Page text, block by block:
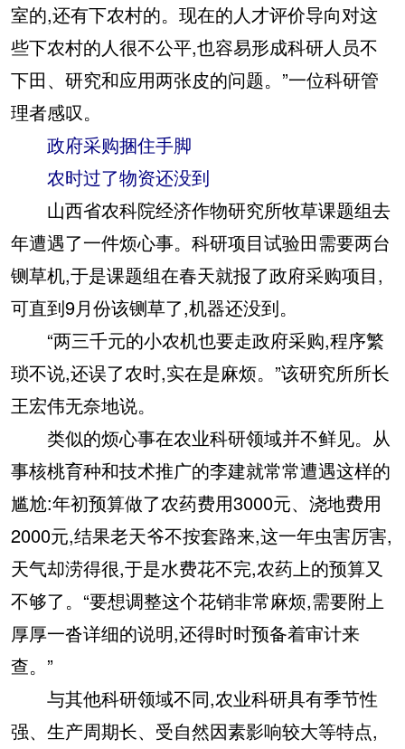
室的,还有下农村的。现在的人才评价导向对这
些下农村的人很不公平,也容易形成科研人员不
下田、研究和应用两张皮的问题。”一位科研管
理者感叹。
政府采购捆住手脚
农时过了物资还没到
山西省农科院经济作物研究所牧草课题组去
年遭遇了一件烦心事。科研项目试验田需要两台
铡草机,于是课题组在春天就报了政府采购项目,
可直到9月份该铡草了,机器还没到。
“两三千元的小农机也要走政府采购,程序繁
琐不说,还误了农时,实在是麻烦。”该研究所所长
王宏伟无奈地说。
类似的烦心事在农业科研领域并不鲜见。从
事核桃育种和技术推广的李建就常常遭遇这样的
尴尬:年初预算做了农药费用3000元、浇地费用
2000元,结果老天爷不按套路来,这一年虫害厉害,
天气却涝得很,于是水费花不完,农药上的预算又
不够了。“要想调整这个花销非常麻烦,需要附上
厚厚一沓详细的说明,还得时时预备着审计来
查。”
与其他科研领域不同,农业科研具有季节性
强、生产周期长、受自然因素影响较大等特点,